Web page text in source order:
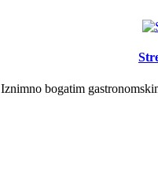
Iznimno bogatim